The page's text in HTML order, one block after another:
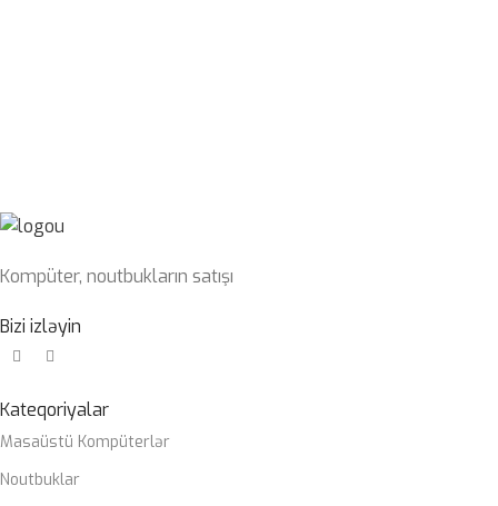
Kompüter, noutbukların satışı
Bizi izləyin
Kateqoriyalar
Masaüstü Kompüterlər
Noutbuklar